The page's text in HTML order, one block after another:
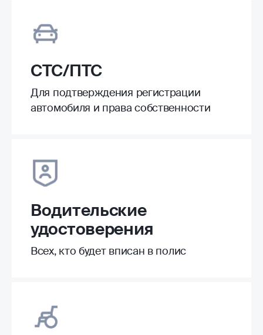
СТС/ПТС
Для подтверждения регистрации
автомобиля и права собственности
Водительские
удостоверения
Всех, кто будет вписан в полис